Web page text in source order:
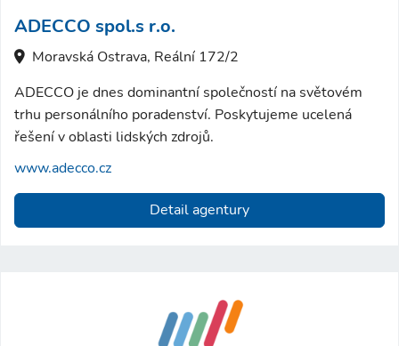
ADECCO spol.s r.o.
Moravská Ostrava, Reální 172/2
ADECCO je dnes dominantní společností na světovém
trhu personálního poradenství. Poskytujeme ucelená
řešení v oblasti lidských zdrojů.
www.adecco.cz
Detail agentury